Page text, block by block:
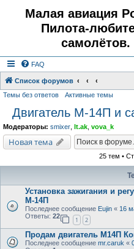
Малая авиация
Пилота-
самолётов.
FAQ
Список форумов
Темы без ответов Активные темы
Двигатель М-14П и
Модераторы: smixer lt.ak vova_k
Новая тема
25 тем •
Установка зажигания и
М-14П
Последнее сообщение Eujin « 16
Ответы: 22
1 2
Продам двигатель М14П
Последнее сообщение mr.caruk «